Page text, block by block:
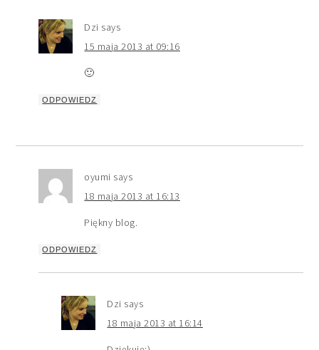
Dzi says
15 maja 2013 at 09:16
🙂
ODPOWIEDZ
oyumi says
18 maja 2013 at 16:13
Piękny blog.
ODPOWIEDZ
Dzi says
18 maja 2013 at 16:14